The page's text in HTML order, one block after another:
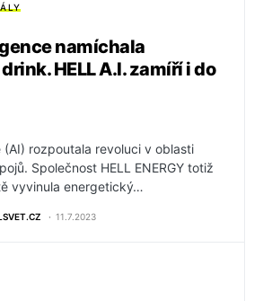
namíchala
HELL A.I. zamíří i do
(AI) rozpoutala revoluci v oblasti
Společnost HELL ENERGY totiž
vyvinula energetický…
11.7.2023